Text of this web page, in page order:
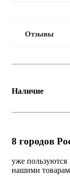
Отзывы
Наличие
8 городов
уже пользуются
нашими